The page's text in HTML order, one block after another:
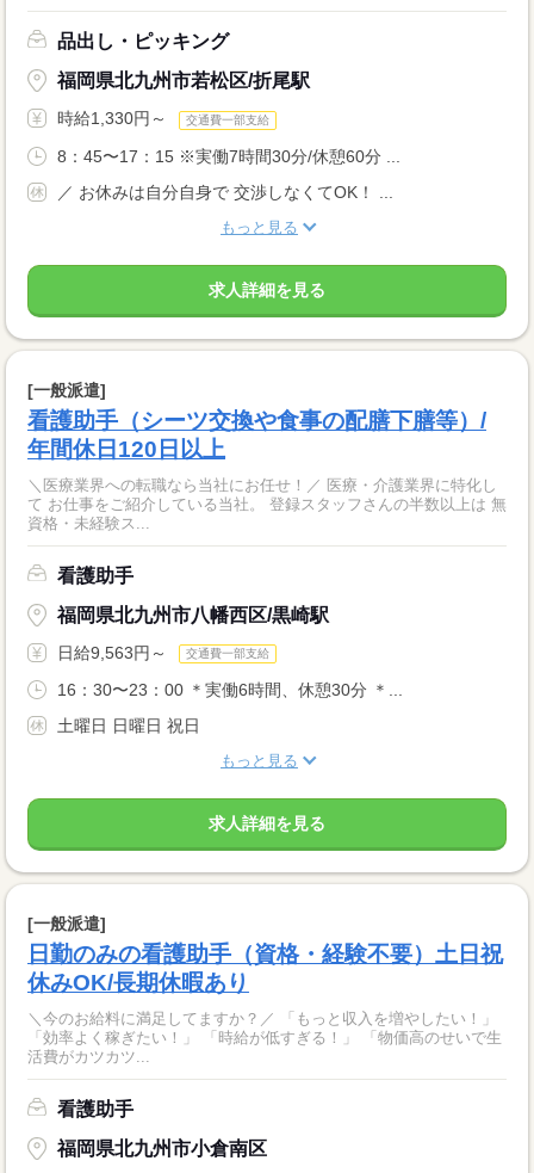
品出し・ピッキング
福岡県北九州市若松区/折尾駅
時給1,330円～ 交通費一部支給
8：45〜17：15 ※実働7時間30分/休憩60分 ...
／ お休みは自分自身で 交渉しなくてOK！ ...
もっと見る
求人詳細を見る
[一般派遣]
看護助手（シーツ交換や食事の配膳下膳等）/
年間休日120日以上
＼医療業界への転職なら当社にお任せ！／ 医療・介護業界に特化し
て お仕事をご紹介している当社。 登録スタッフさんの半数以上は 無
資格・未経験ス...
看護助手
福岡県北九州市八幡西区/黒崎駅
日給9,563円～ 交通費一部支給
16：30〜23：00 ＊実働6時間、休憩30分 ＊...
土曜日 日曜日 祝日
もっと見る
求人詳細を見る
[一般派遣]
日勤のみの看護助手（資格・経験不要）土日祝
休みOK/長期休暇あり
＼今のお給料に満足してますか？／ 「もっと収入を増やしたい！」
「効率よく稼ぎたい！」 「時給が低すぎる！」 「物価高のせいで生
活費がカツカツ...
看護助手
福岡県北九州市小倉南区